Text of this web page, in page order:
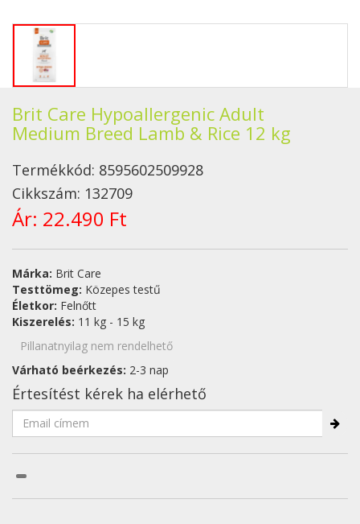
Brit Care Hypoallergenic Adult
Medium Breed Lamb & Rice 12 kg
Termékkód: 8595602509928
Cikkszám: 132709
Ár: 22.490 Ft
Márka: Brit Care
Testtömeg: Közepes testű
Életkor: Felnőtt
Kiszerelés: 11 kg - 15 kg
Pillanatnyilag nem rendelhető
Várható beérkezés: 2-3 nap
Értesítést kérek ha elérhető